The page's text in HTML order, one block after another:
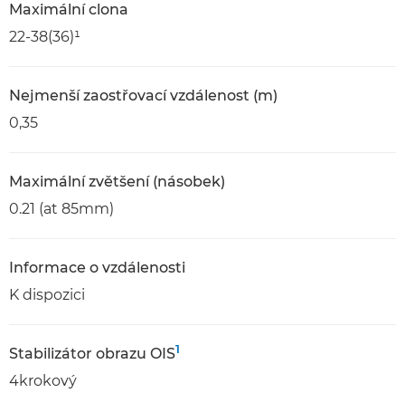
Maximální clona
22-38(36)¹
Nejmenší zaostřovací vzdálenost (m)
0,35
Maximální zvětšení (násobek)
0.21 (at 85mm)
Informace o vzdálenosti
K dispozici
Stabilizátor obrazu OIS1
4krokový